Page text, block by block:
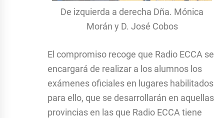
De izquierda a derecha Dña. Mónica
Morán y D. José Cobos
El compromiso recoge que Radio ECCA se
encargará de realizar a los alumnos los
exámenes oficiales en lugares habilitados
para ello, que se desarrollarán en aquellas
provincias en las que Radio ECCA tiene